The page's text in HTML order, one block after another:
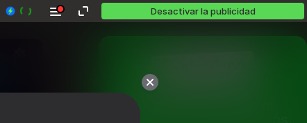
Desactivar la publicidad
Más de 10,000 juegos.